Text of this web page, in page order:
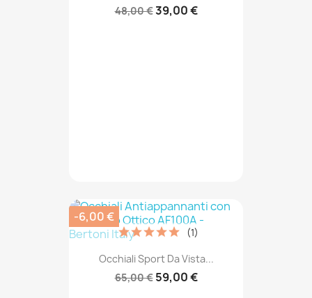
48,00 €39,00 €
Occhiali Sport Da Vista...
65,00 € 59,00 €
(1)
-6,00 €